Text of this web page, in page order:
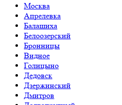
Москва
Апрелевка
Балашиха
Белоозерский
Бронницы
Видное
Голицыно
Дедовск
Дзержинский
Дмитров